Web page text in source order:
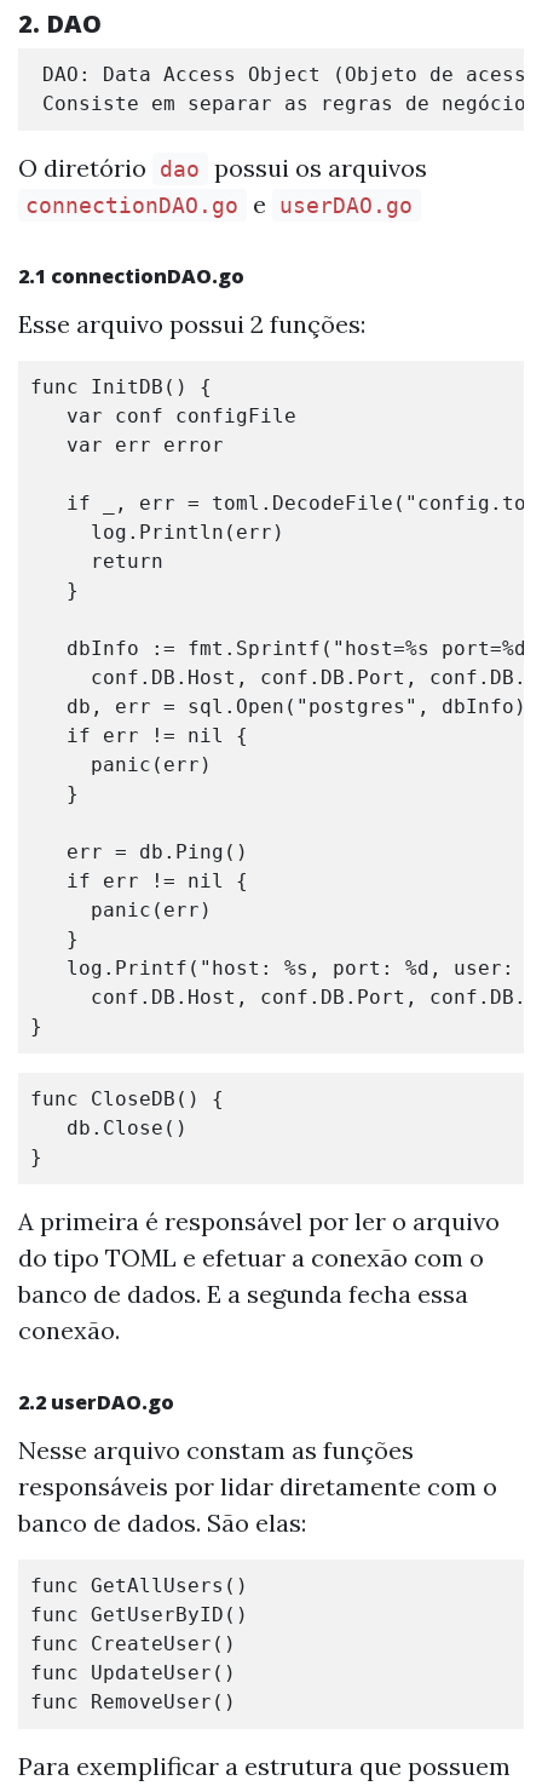
2. DAO
DAO: Data Access Object (Objeto de
O diretório dao possui os arquivos
connectionDAO.go e userDAO.go
2.1 connectionDAO.go
Esse arquivo possui 2 funções:
func InitDB ()
{
var
conf
configFile
var
err error
if , err = toml . DecodeFile (
log . Println ( err )
return
}
dbInfo := fmt . Sprintf ( "host=%s port=%d
conf . DB . Host , conf . DB . Port , conf . DB .
db , err = sql . Open ( "postgres" , dbInfo )
if
err != nil
{
panic ( err )
}
err = db . Ping ()
if
err != nil
{
panic ( err )
}
log . Printf ( "host: %s, port: %d, user:
conf . DB . Host , conf . DB . Port , conf . DB .
}
func CloseDB ()
{
db . Close ()
}
A primeira é responsável por ler o arquivo
do tipo TOML e efetuar a conexão com o
banco de dados. E a segunda fecha essa
conexão.
2.2userDAO.go
Nesse arquivo constam as funções
responsáveis por lidar diretamente com o
banco de dados. São elas:
func GetAllUsers ()
func GetUserByID ()
func
CreateUser ()
func
UpdateUser ()
func
RemoveUser ()
Para exemplificar a estrutura que possuem